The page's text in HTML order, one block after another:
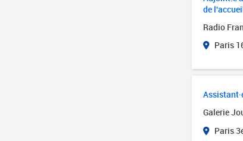
de
Radio
Paris
Galerie
Paris